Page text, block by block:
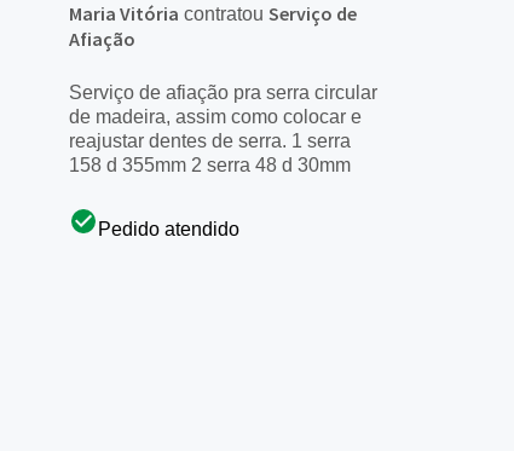
Maria Vitória contratou Serviço de
Afiação
Serviço de afiação pra serra circular
de madeira, assim como colocar e
reajustar dentes de serra. 1 serra
158 d 355mm 2 serra 48 d 30mm
Pedido atendido